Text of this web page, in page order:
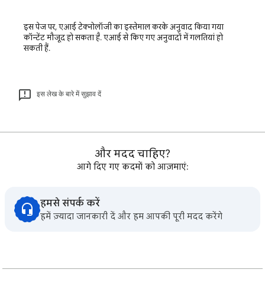
इस पेज पर, एआई टेक्नोलॉजी का इस्तेमाल करके अनुवाद किया गया
कॉन्टेंट मौजूद हो सकता है. एआई से किए गए अनुवादों में गलतियां हो
सकती हैं.
इस लेख के बारे में सुझाव दें
और मदद चाहिए?
आगे दिए गए कदमों को आज़माएं:
हमसे संपर्क करें
हमें ज़्यादा जानकारी दें और हम आपकी पूरी मदद करेंगे